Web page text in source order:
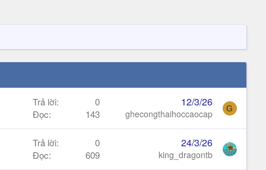
Trả lời
0
Đọc
143
12/3/26
ghecongthaihoccaocap G
Trả lời
0
Đọc
609
24/3/26
king_dragontb